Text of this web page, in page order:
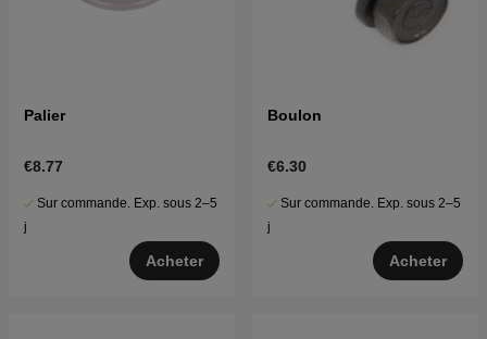
Palier
€8.77
Sur commande. Exp. sous 2–5
j
Acheter
Boulon
€6.30
Sur commande. Exp. sous 2–5
j
Acheter